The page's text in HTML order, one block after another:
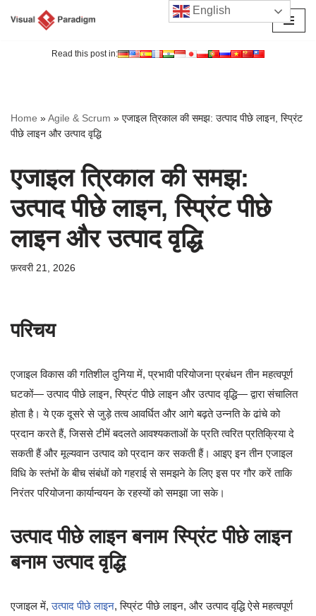
Read this post in:
Home »Agile & Scrum » एजाइल त्रिकाल की समझ: उत्पाद पीछे लाइन, स्प्रिंट
पीछे लाइन और उत्पाद वृद्धि
एजाइल त्रिकाल की समझ:
उत्पाद पीछे लाइन, स्प्रिंट पीछे
लाइन और उत्पाद वृद्धि
फ़रवरी 21, 2026
परिचय
एजाइल विकास की गतिशील दुनिया में, प्रभावी परियोजना प्रबंधन तीन महत्वपूर्ण
घटकों— उत्पाद पीछे लाइन, स्प्रिंट पीछे लाइन और उत्पाद वृद्धि— द्वारा संचालित
होता है। ये एक दूसरे से जुड़े तत्व आवर्धित और आगे बढ़ते उन्नति के ढांचे को
प्रदान करते हैं, जिससे टीमें बदलते आवश्यकताओं के प्रति त्वरित प्रतिक्रिया दे
सकती हैं और मूल्यवान उत्पाद को प्रदान कर सकती हैं। आइए इन तीन एजाइल
विधि के स्तंभों के बीच संबंधों को गहराई से समझने के लिए इस पर गौर करें ताकि
निरंतर परियोजना कार्यान्वयन के रहस्यों को समझा जा सके।
उत्पाद पीछे लाइन बनाम स्प्रिंट पीछे लाइन
बनाम उत्पाद वृद्धि
एजाइल में,उत्पाद पीछे लाइन, स्प्रिंट पीछे लाइन, और उत्पाद वृद्धि ऐसे महत्वपूर्ण
English